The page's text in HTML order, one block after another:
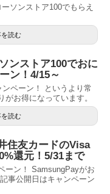
ソンストア100でもらえ
読む
ンストア100でおに
ン！4/15～
ペーン！ というより常
お得になっています。
読む
住友カードのVisa
還元！5/31まで
ーン！ SamsungPayがお
事公開日はキャンペーン